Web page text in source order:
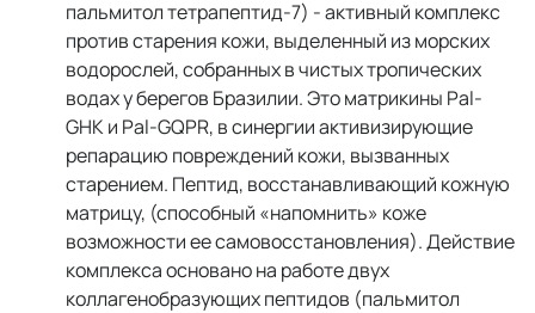
пальмитол тетрапептид-7) - активный комплекс
против старения кожи, выделенный из морских
водорослей, собранных в чистых тропических
водах у берегов Бразилии. Это матрикины Pal-
GHK и Pal-GQPR, в синергии активизирующие
репарацию повреждений кожи, вызванных
старением. Пептид, восстанавливающий кожную
матрицу, (способный «напомнить» коже
возможности ее самовосстановления). Действие
комплекса основано на работе двух
коллагенобразующих пептидов (пальмитол